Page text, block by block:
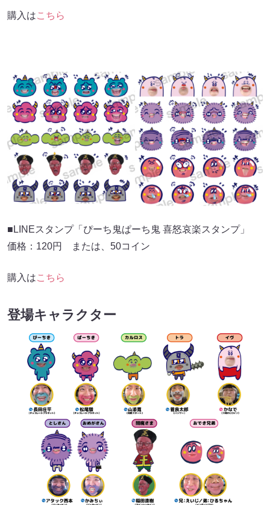
購入はこちら
■LINEスタンプ「ぴーち鬼ぱーち鬼 喜怒哀楽スタンプ」
価格：120円 または、50コイン
購入はこちら
登場キャラクター